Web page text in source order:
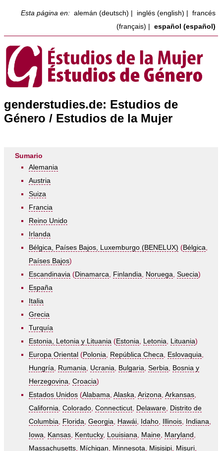
Esta página en: alemán (deutsch) inglés (english)
francés
(français)
español (español)
genderstudies.de: Estudios de
Género / Estudios de la Mujer
Sumario
Alemania
Austria
Suiza
Francia
Reino Unido
Irlanda
Bélgica, Países Bajos, Luxemburgo (BENELUX) (Bélgica,
Países Bajos)
Escandinavia (Dinamarca, Finlandia, Noruega, Suecia)
España
Italia
Grecia
Turquía
Estonia, Letonia y Lituania (Estonia, Letonia, Lituania)
Europa Oriental (Polonia, República Checa, Eslovaquia,
Hungría, Rumania, Ucrania, Bulgaria, Serbia, Bosnia y
Herzegovina, Croacia)
Estados Unidos (Alabama, Alaska, Arizona, Arkansas,
California, Colorado, Connecticut, Delaware, Distrito de
Columbia, Florida, Georgia, Hawái, Idaho, Illinois, Indiana,
Iowa, Kansas, Kentucky, Louisiana, Maine, Maryland ,
Massachusetts, Míchigan, Minnesota, Misisipi, Misuri,